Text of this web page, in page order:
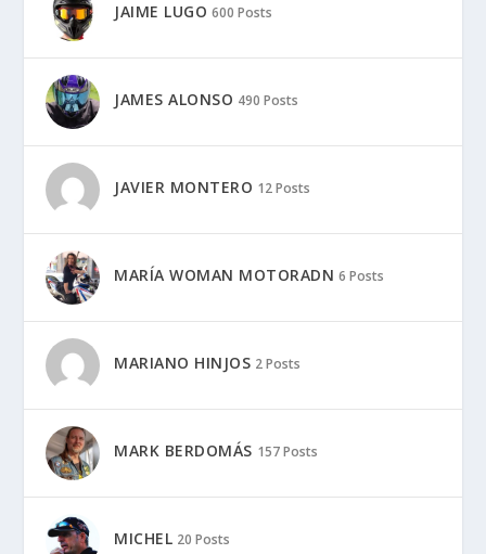
JAIME LUGO 600 Posts
JAMES ALONSO 490 Posts
JAVIER MONTERO 12 Posts
MARÍA WOMAN MOTORADN 6 Posts
MARIANO HINJOS 2 Posts
MARK BERDOMÁS 157 Posts
MICHEL 20 Posts